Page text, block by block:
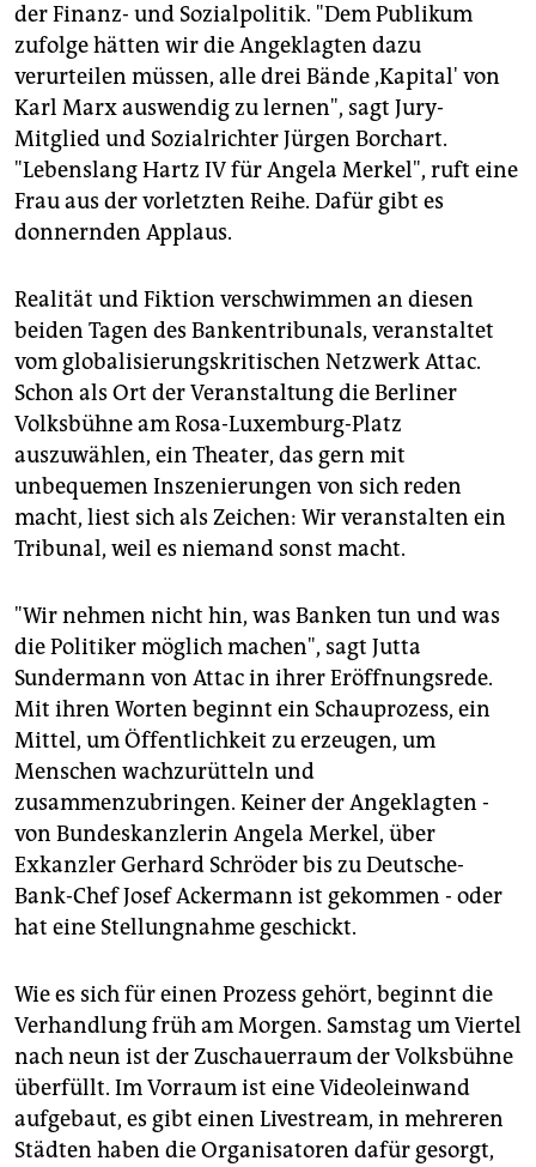
genossenschaft
epaper login
der Finanz- und Sozialpolitik. "Dem Publikum
zufolge hätten wir die Angeklagten dazu
verurteilen müssen, alle drei Bände ,Kapital' von
Karl Marx auswendig zu lernen", sagt Jury-
Mitglied und Sozialrichter Jürgen Borchart.
"Lebenslang Hartz IV für Angela Merkel", ruft eine
Frau aus der vorletzten Reihe. Dafür gibt es
donnernden Applaus.
Realität und Fiktion verschwimmen an diesen
beiden Tagen des Bankentribunals, veranstaltet
vom globalisierungskritischen Netzwerk Attac.
Schon als Ort der Veranstaltung die Berliner
Volksbühne am Rosa-Luxemburg-Platz
auszuwählen, ein Theater, das gern mit
unbequemen Inszenierungen von sich reden
macht, liest sich als Zeichen: Wir veranstalten ein
Tribunal, weil es niemand sonst macht.
"Wir nehmen nicht hin, was Banken tun und was
die Politiker möglich machen", sagt Jutta
Sundermann von Attac in ihrer Eröffnungsrede.
Mit ihren Worten beginnt ein Schauprozess, ein
Mittel, um Öffentlichkeit zu erzeugen, um
Menschen wachzurütteln und
zusammenzubringen. Keiner der Angeklagten -
von Bundeskanzlerin Angela Merkel, über
Exkanzler Gerhard Schröder bis zu Deutsche-
Bank-Chef Josef Ackermann ist gekommen - oder
hat eine Stellungnahme geschickt.
Wie es sich für einen Prozess gehört, beginnt die
Verhandlung früh am Morgen. Samstag um Viertel
nach neun ist der Zuschauerraum der Volksbühne
überfüllt. Im Vorraum ist eine Videoleinwand
aufgebaut, es gibt einen Livestream, in mehreren
Städten haben die Organisatoren dafür gesorgt,